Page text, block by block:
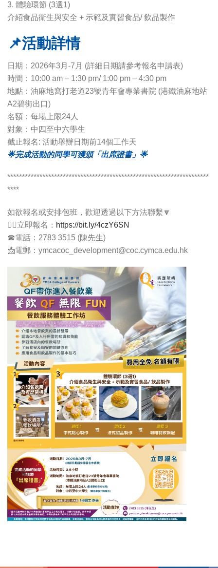
3. 體驗環節 (3選1)
介紹食品衛生與安全 + 示範及實習食品/ 飲品製作
📌活動詳情
日期： 2026年3月-7月 (詳細日期請參考報名申請表)
時間：10:00 am – 1:30 pm/ 1:00 pm – 4:30 pm
地點：油麻地窩打老道23號青年會專業書院 (港鐵油麻地站
A2碧街出口)
名額：每場上限24人
對象：中四至中六學生
截止報名: 活動舉辦日期前14個工作天
🌟完成活動的同學可獲頒「出席證書」🌟
*********************************************************************
****
如欲報名或安排包班，歡迎透過以下方法聯繫🔽
👉🏻立即報名： https://bit.ly/4czY6SN
☎電話：2783 3515 (陳先生)
📩電郵：ymcacoc_development@coc.cymca.edu.hk